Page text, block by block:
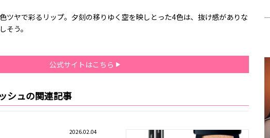
ツヤで彩るリップ。夕刻の移りゆく空を映しとった4色は、抜け感がありな
そう。
公式サイトはこちら
シュの関連記事
2026.02.04